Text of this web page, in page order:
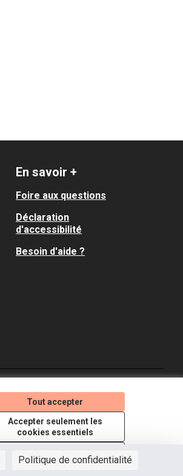
Politique de confidentialité
Tout accepter
Accepter seulement les
cookies essentiels
En savoir +
Foire aux questions
Déclaration
d'accessibilité
Besoin d'aide ?
(Lien externe)
(Lien externe)
(Lien externe)
Licence Creative
(Lien externe)